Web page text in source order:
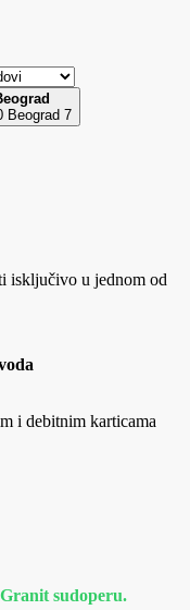
Beograd 7
isključivo u jednom od
i debitnim karticama
sudoperu.